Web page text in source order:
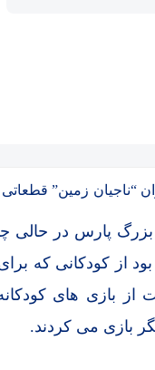
زمین” قطعاتی
پارس در حالی
از کودکانی که
بازی های
بازی می کردند.